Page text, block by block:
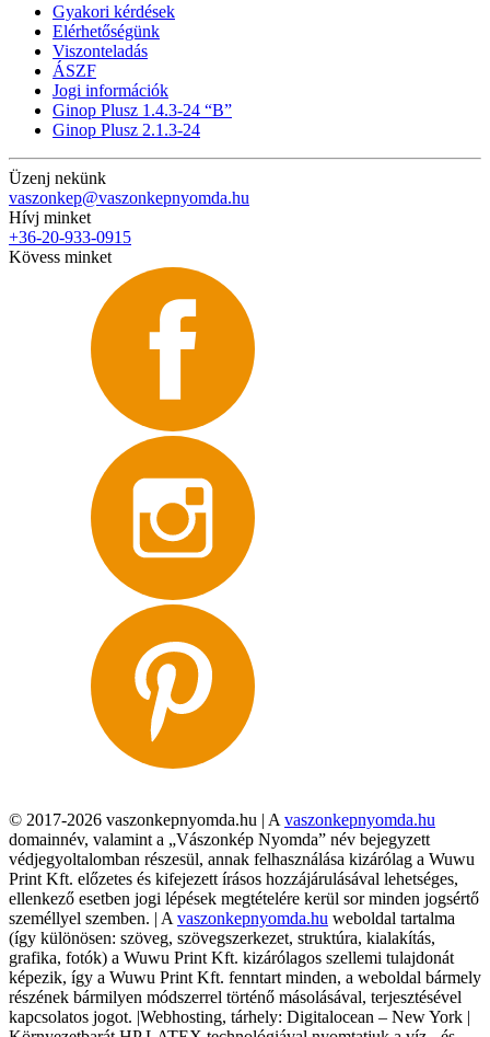
Gyakori kérdések
Elérhetőségünk
Viszonteladás
ÁSZF
Jogi információk
Ginop Plusz 1.4.3-24 “B”
Ginop Plusz 2.1.3-24
Üzenj nekünk
vaszonkep@vaszonkepnyomda.hu
Hívj minket
+36-20-933-0915
Kövess minket
© 2017-2026 vaszonkepnyomda.hu | A vaszonkepnyomda.hu
domainnév, valamint a „Vászonkép Nyomda” név bejegyzett
védjegyoltalomban részesül, annak felhasználása kizárólag a Wuwu
Print Kft. előzetes és kifejezett írásos hozzájárulásával lehetséges,
ellenkező esetben jogi lépések megtételére kerül sor minden jogsértő
személlyel szemben. | A vaszonkepnyomda.hu weboldal tartalma
(így különösen: szöveg, szövegszerkezet, struktúra, kialakítás,
grafika, fotók) a Wuwu Print Kft. kizárólagos szellemi tulajdonát
képezik, így a Wuwu Print Kft. fenntart minden, a weboldal bármely
részének bármilyen módszerrel történő másolásával, terjesztésével
kapcsolatos jogot. |Webhosting, tárhely: Digitalocean – New York |